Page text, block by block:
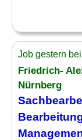
Job gestern
Friedrich-
Nürnberg